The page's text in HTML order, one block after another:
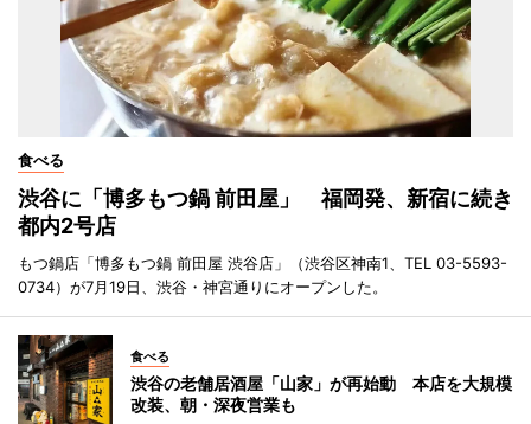
食べる
渋谷に「博多もつ鍋 前田屋」 福岡発、新宿に続き
都内2号店
もつ鍋店「博多もつ鍋 前田屋 渋谷店」（渋谷区神南1、TEL 03-5593-
0734）が7月19日、渋谷・神宮通りにオープンした。
食べる
渋谷の老舗居酒屋「山家」が再始動 本店を大規模
改装、朝・深夜営業も